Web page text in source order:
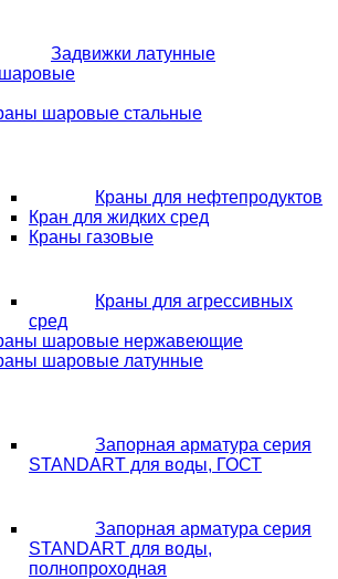
Задвижки латунные
шаровые стальные
Краны для нефтепродуктов
Кран для жидких сред
Краны газовые
Краны для агрессивных
сред
шаровые нержавеющие
шаровые латунные
Запорная арматура серия
STANDART для воды, ГОСТ
Запорная арматура серия
STANDART для воды,
полнопроходная